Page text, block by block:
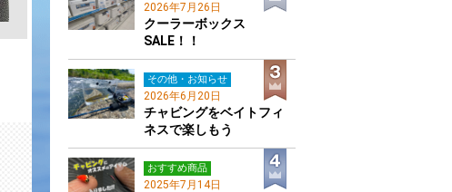
2026年7月26日
クーラーボックス
SALE！！
その他・お知らせ
2026年6月20日
チャビングをベイトフィ
ネスで楽しもう
おすすめ商品
2025年7月14日